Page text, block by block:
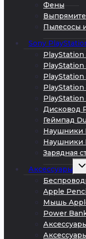
Фены
Пылесосы
Sony
PlayStation
PlayStation
PlayStation
PlayStation
PlayStation
Дисковод
Геймпад
Наушники
Наушники
Зарядная
Аксессуары
Apple
Мышь
Power